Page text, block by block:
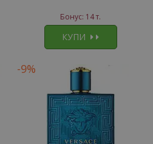
Бонус: 14 т.
КУПИ
-9%